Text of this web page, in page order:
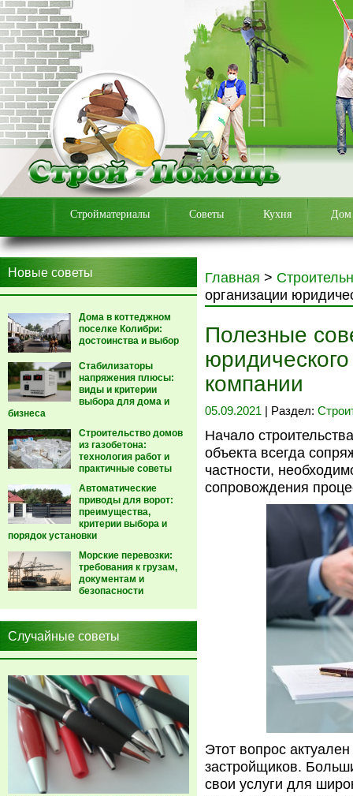
Стройматериалы Советы Кухня Дом
Новые советы
Дома в коттеджном
поселке Колибри:
достоинства и выбор
Стабилизаторы
напряжения плюсы:
виды и критерии
выбора для дома и
бизнеса
Строительство домов
из газобетона:
технология работ и
практичные советы
Автоматические
приводы для ворот:
преимущества,
критерии выбора и
порядок установки
Морские перевозки:
требования к грузам,
документам и
безопасности
Случайные советы
Главная >
организации
Полезные
компании
05.09.2021 | Раздел:
Начало
объекта всегда
частности,
сопровождения
Этот вопрос
застройщиков.
свои услуги для